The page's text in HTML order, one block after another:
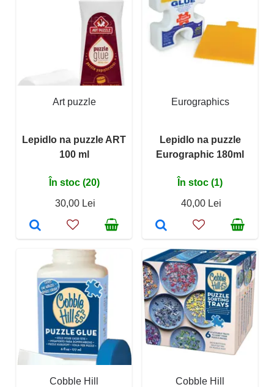
Art puzzle
Lepidlo na puzzle ART
100 ml
În stoc (20)
30,00 Lei
Eurographics
Lepidlo na puzzle
Eurographic 180ml
În stoc (1)
40,00 Lei
Cobble Hill Cobble Hill